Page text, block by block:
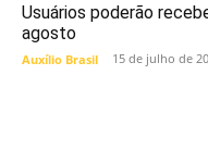
Usuários poderão
agosto
Auxílio Brasil 15 de julho de